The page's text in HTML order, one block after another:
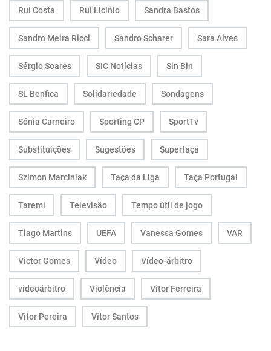
Rui Costa Rui Licínio Sandra Bastos
Sandro Meira Ricci Sandro Scharer Sara Alves
Sérgio Soares SIC Notícias Sin Bin
SL Benfica Solidariedade Sondagens
Sónia Carneiro Sporting CP SportTv
Substituições Sugestões Supertaça
Szimon Marciniak Taça da Liga Taça Portugal
Taremi Televisão Tempo útil de jogo
Tiago Martins UEFA Vanessa Gomes VAR
Victor Gomes Vídeo Vídeo-árbitro
videoárbitro Violência Vitor Ferreira
Vítor Pereira Vítor Santos